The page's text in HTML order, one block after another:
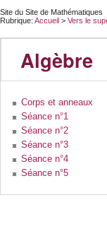
Site du Site de Mathématiques
Rubrique: Accueil > Vers le
Algèbre
Corps et anneaux
Séance n°1
Séance n°2
Séance n°3
Séance n°4
Séance n°5